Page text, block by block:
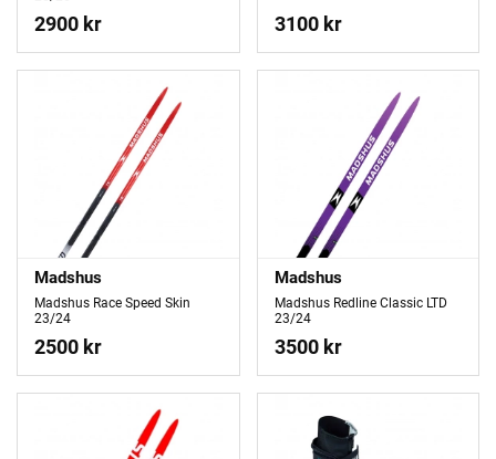
2900 kr 3100 kr
Madshus
Madshus Race Speed Skin
23/24
2500 kr
Madshus
Madshus Redline Classic LTD
23/24
3500 kr